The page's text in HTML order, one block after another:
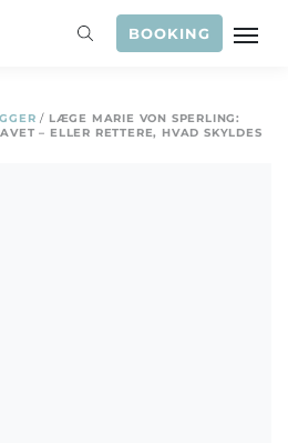
BOOKING
/ LÆGE MARIE VON SPERLING:
– ELLER RETTERE, HVAD SKYLDES